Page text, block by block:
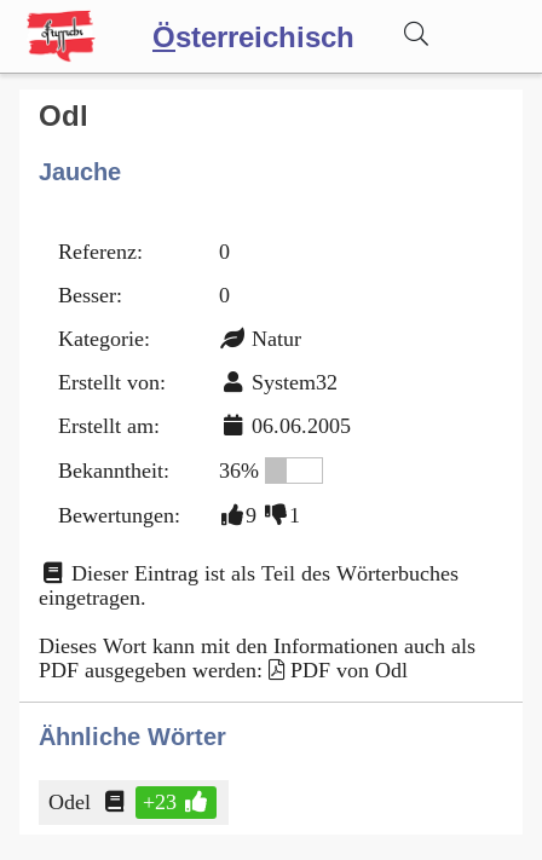
Österreichisch
Wörterbuch
Forum
Blog
Odl
Jauche
Referenz:
0
Besser:
0
Kategorie:
Natur
Erstellt von:
System32
Erstellt am:
06.06.2005
Bekanntheit:
36%
Bewertungen:
9 1
Dieser Eintrag ist als Teil des Wörterbuches
eingetragen.
Dieses Wort kann mit den Informationen auch als
PDF ausgegeben werden:
PDF von Odl
Ähnliche Wörter
Odel +23